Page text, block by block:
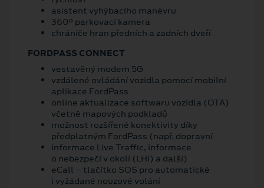
asistent vyhýbacího manévru
360° parkovací kamera
chrániče hran předních a zadních dveří
FORDPASS CONNECT
vestavěný modem 5G
vzdálené ovládání vozidla pomocí mobilní
aplikace FordPass
online aktualizace softwaru vozidla (OTA)
včetně mapových podkladů
možnost rozšířené konektivity díky
předplatným FordPass (např. dopravní
informace Live Traffic, informace
o nebezpečí v okolí (LHI) a další)
eCall – tlačítko SOS pro automatické
i vyžádané nouzové volání